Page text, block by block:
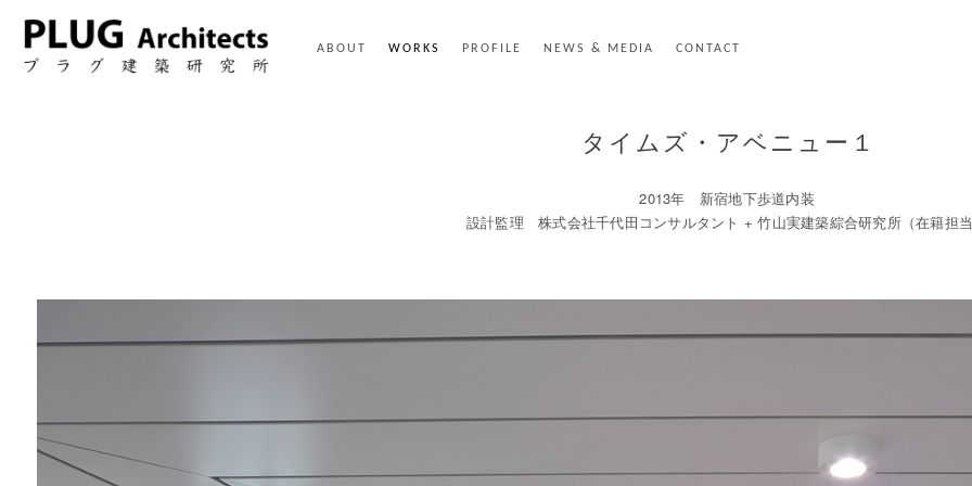
ABOUT WORKS PROFILE NEWS & MEDIA CONTACT
タイムズ・アベニュー１
2013年 新宿地下歩道内装
設計監理 株式会社千代田コンサルタント + 竹山実建築綜合研究所（在籍担